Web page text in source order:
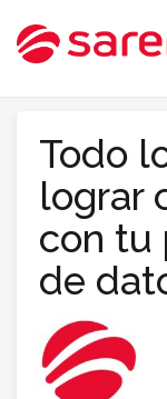
Todo
lograr
con tu
de